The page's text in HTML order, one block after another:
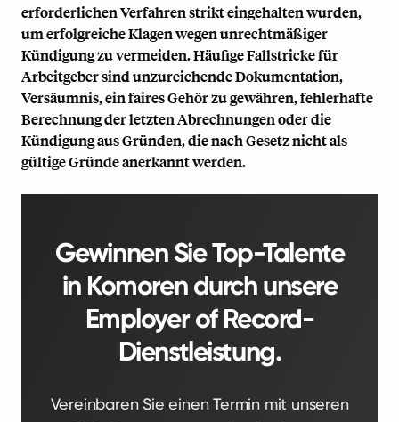
erforderlichen Verfahren strikt eingehalten wurden,
um erfolgreiche Klagen wegen unrechtmäßiger
Kündigung zu vermeiden. Häufige Fallstricke für
Arbeitgeber sind unzureichende Dokumentation,
Versäumnis, ein faires Gehör zu gewähren, fehlerhafte
Berechnung der letzten Abrechnungen oder die
Kündigung aus Gründen, die nach Gesetz nicht als
gültige Gründe anerkannt werden.
Gewinnen Sie Top-Talente
in Komoren durch unsere
Employer of Record-
Dienstleistung.
Vereinbaren Sie einen Termin mit unseren